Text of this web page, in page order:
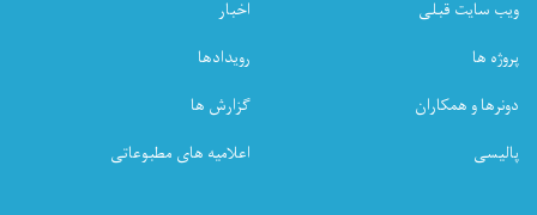
ویب سایت قبلی
پروژه ها
دونرها و همکاران
پالیسی
اخبار
رویدادها
گزارش ها
اعلامیه های مطبوعاتی